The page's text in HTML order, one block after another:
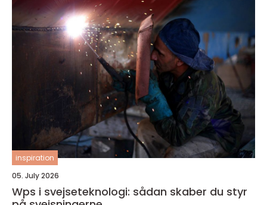
inspiration
05. July 2026
Wps i svejseteknologi: sådan skaber du styr